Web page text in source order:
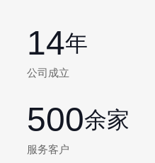
14年
公司成立
500余家
服务客户